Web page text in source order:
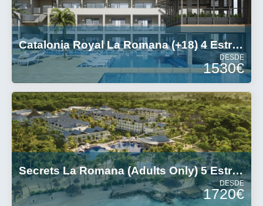
Catalonia Royal La Romana (+18) 4 Estrellas
DESDE
1530€
Secrets La Romana (Adults Only) 5 Estrellas
DESDE
1720€